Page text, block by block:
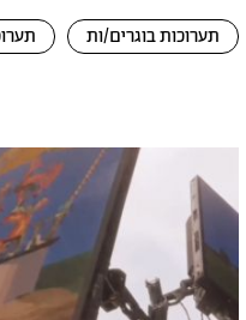
תערוכות בוגרים/ות